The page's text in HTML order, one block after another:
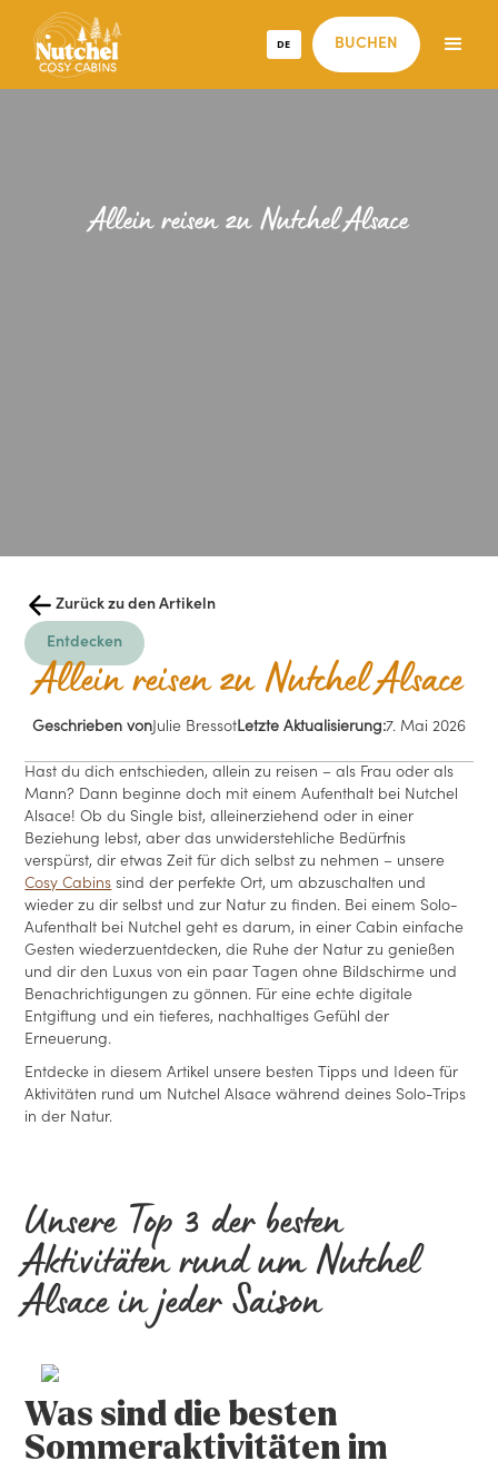
DE BUCHEN
Allein reisen zu Nutchel Alsace
Zurück zu den Artikeln
Entdecken
Allein reisen zu Nutchel Alsace
Geschrieben vonJulie BressotLetzte Aktualisierung:7. Mai 2026
Hast du dich entschieden, allein zu reisen – als Frau oder als
Mann? Dann beginne doch mit einem Aufenthalt bei Nutchel
Alsace! Ob du Single bist, alleinerziehend oder in einer
Beziehung lebst, aber das unwiderstehliche Bedürfnis
verspürst, dir etwas Zeit für dich selbst zu nehmen – unsere
Cosy Cabins sind der perfekte Ort, um abzuschalten und
wieder zu dir selbst und zur Natur zu finden. Bei einem Solo-
Aufenthalt bei Nutchel geht es darum, in einer Cabin einfache
Gesten wiederzuentdecken, die Ruhe der Natur zu genießen
und dir den Luxus von ein paar Tagen ohne Bildschirme und
Benachrichtigungen zu gönnen. Für eine echte digitale
Entgiftung und ein tieferes, nachhaltiges Gefühl der
Erneuerung.
Entdecke in diesem Artikel unsere besten Tipps und Ideen für
Aktivitäten rund um Nutchel Alsace während deines Solo-Trips
in der Natur.
Unsere Top 3 der besten
Aktivitäten rund um Nutchel
Alsace in jeder Saison
Was sind die besten
Sommeraktivitäten im